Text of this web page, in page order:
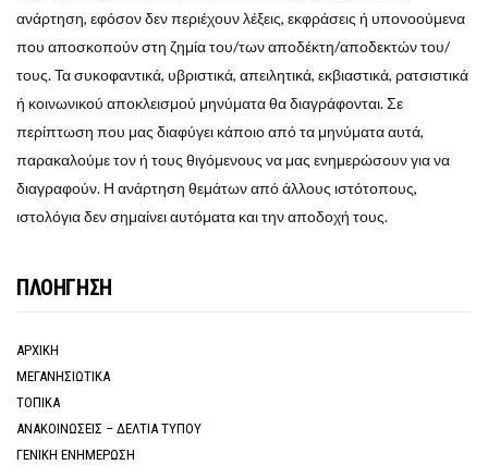
ανάρτηση, εφόσον δεν περιέχουν λέξεις, εκφράσεις ή υπονοούμενα
που αποσκοπούν στη ζημία του/των αποδέκτη/αποδεκτών του/
τους. Τα συκοφαντικά, υβριστικά, απειλητικά, εκβιαστικά, ρατσιστικά
ή κοινωνικού αποκλεισμού μηνύματα θα διαγράφονται. Σε
περίπτωση που μας διαφύγει κάποιο από τα μηνύματα αυτά,
παρακαλούμε τον ή τους θιγόμενους να μας ενημερώσουν για να
διαγραφούν. Η ανάρτηση θεμάτων από άλλους ιστότοπους,
ιστολόγια δεν σημαίνει αυτόματα και την αποδοχή τους.
ΠΛΟΗΓΗΣΗ
ΑΡΧΙΚΗ
ΜΕΓΑΝΗΣΙΩΤΙΚΑ
ΤΟΠΙΚΑ
ΑΝΑΚΟΙΝΩΣΕΙΣ – ΔΕΛΤΙΑ ΤΥΠΟΥ
ΓΕΝΙΚΗ ΕΝΗΜΕΡΩΣΗ